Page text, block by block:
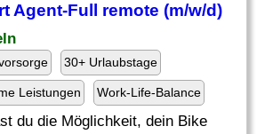
Agent-Full remote (m/w/d)
30+ Urlaubstage
Leistungen Work-Life-Balance
du die Möglichkeit, dein Bike